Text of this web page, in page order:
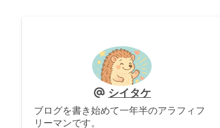
シイタケ
ブログを書き始めて一年半のアラフィフ
リーマンです。